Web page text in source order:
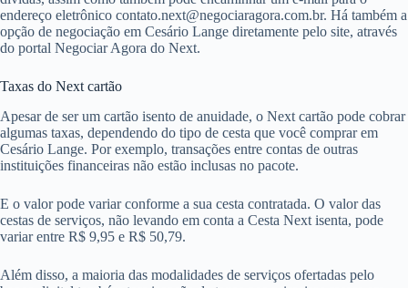
endereço eletrônico contato.next@negociaragora.com.br. Há também a
opção de negociação em Cesário Lange diretamente pelo site, através
do portal Negociar Agora do Next.
Taxas do Next cartão
Apesar de ser um cartão isento de anuidade, o Next cartão pode cobrar
algumas taxas, dependendo do tipo de cesta que você comprar em
Cesário Lange. Por exemplo, transações entre contas de outras
instituições financeiras não estão inclusas no pacote.
E o valor pode variar conforme a sua cesta contratada. O valor das
cestas de serviços, não levando em conta a Cesta Next isenta, pode
variar entre R$ 9,95 e R$ 50,79.
Além disso, a maioria das modalidades de serviços ofertadas pelo